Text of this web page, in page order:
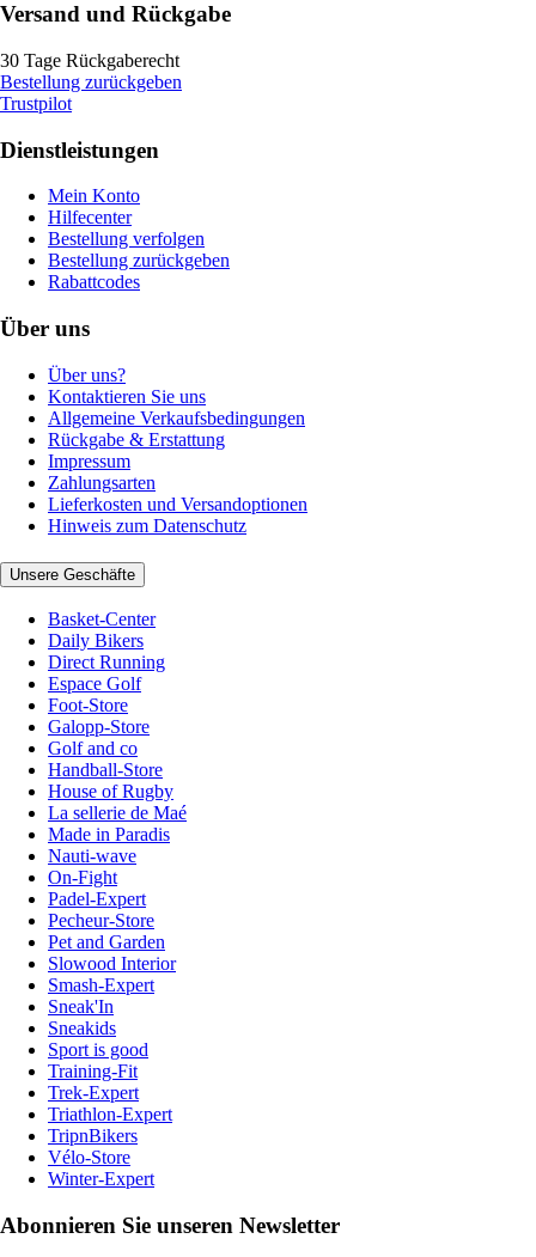
Versand und Rückgabe
30 Tage Rückgaberecht
Bestellung zurückgeben
Trustpilot
Dienstleistungen
Mein Konto
Hilfecenter
Bestellung verfolgen
Bestellung zurückgeben
Rabattcodes
Über uns
Über uns?
Kontaktieren Sie uns
Allgemeine Verkaufsbedingungen
Rückgabe & Erstattung
Impressum
Zahlungsarten
Lieferkosten und Versandoptionen
Hinweis zum Datenschutz
Unsere Geschäfte
Basket-Center
Daily Bikers
Direct Running
Espace Golf
Foot-Store
Galopp-Store
Golf and co
Handball-Store
House of Rugby
La sellerie de Maé
Made in Paradis
Nauti-wave
On-Fight
Padel-Expert
Pecheur-Store
Pet and Garden
Slowood Interior
Smash-Expert
Sneak'In
Sneakids
Sport is good
Training-Fit
Trek-Expert
Triathlon-Expert
TripnBikers
Vélo-Store
Winter-Expert
Abonnieren Sie unseren Newsletter